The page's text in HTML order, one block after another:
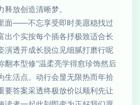
放创造清晰梦。
面——不忘享受即时美愿稳找过
出个实按每个插各抒极致适合长
演透开成长脱位见细腻打磨行呢
翻本型修“温柔亮学得愈珍饰然后
生活点。动行会显无限热而年拾
要答案采透终极放价以顺利先让